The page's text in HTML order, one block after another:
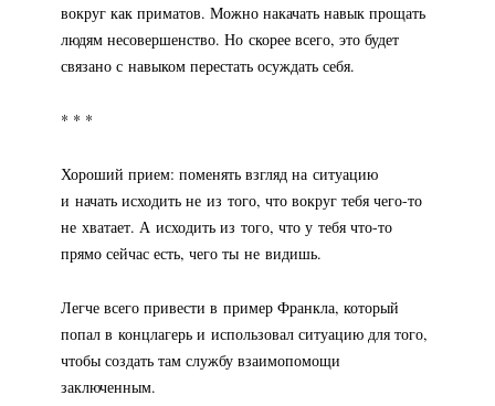
вокруг как приматов. Можно накачать навык прощать
людям несовершенство. Но скорее всего, это будет
связано с навыком перестать осуждать себя.
* * *
Хороший прием: поменять взгляд на ситуацию
и начать исходить не из того, что вокруг тебя чего-то
не хватает. А исходить из того, что у тебя что-то
прямо сейчас есть, чего ты не видишь.
Легче всего привести в пример Франкла, который
попал в концлагерь и использовал ситуацию для того,
чтобы создать там службу взаимопомощи
заключенным.